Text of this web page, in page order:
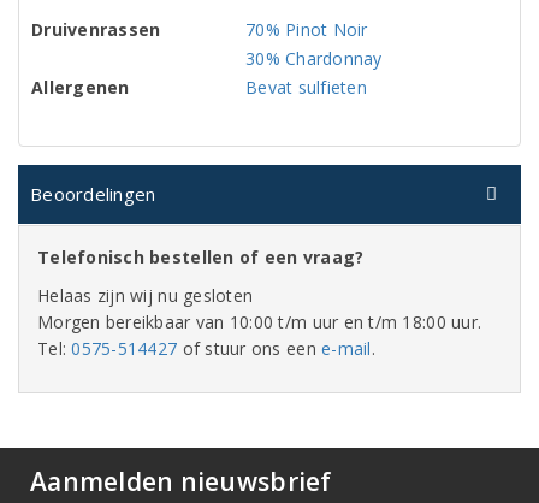
Druivenrassen
70% Pinot Noir
30% Chardonnay
Allergenen
Bevat sulfieten
Beoordelingen
Telefonisch bestellen of een vraag?
Helaas zijn wij nu gesloten
Morgen bereikbaar van 10:00 t/m uur en t/m 18:00 uur.
Tel:0575-514427 of stuur ons eene-mail.
Aanmelden nieuwsbrief